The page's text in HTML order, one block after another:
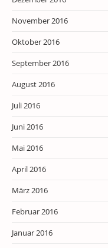
November 2016
Oktober 2016
September 2016
August 2016
Juli 2016
Juni 2016
Mai 2016
April 2016
März 2016
Februar 2016
Januar 2016